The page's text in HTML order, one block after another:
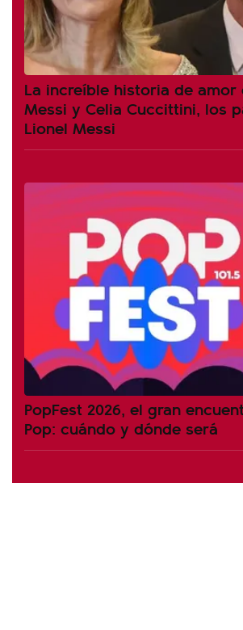
La increíble historia de amor
Messi y Celia Cuccittini, los
Lionel Messi
PopFest 2026, el gran
Pop: cuándo y dónde será